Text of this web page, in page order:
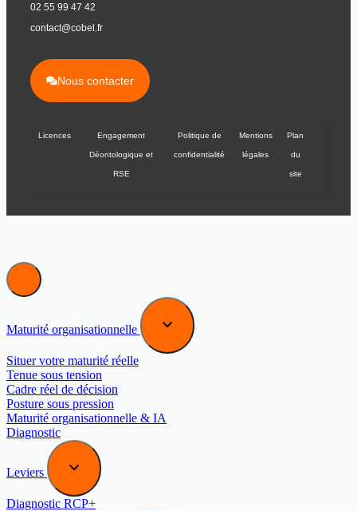
02 55 99 47 42
contact@cobel.fr
Nous contacter
Licences Engagement
Déontologique et
RSE
Politique de
confidentialité
Mentions
légales
Plan
du
site
Maturité organisationnelle
Situer votre maturité réelle
Tenue sous tension
Cadre réel de décision
Posture sous pression
Maturité organisationnelle & IA
Diagnostic
Leviers
Diagnostic RCP+